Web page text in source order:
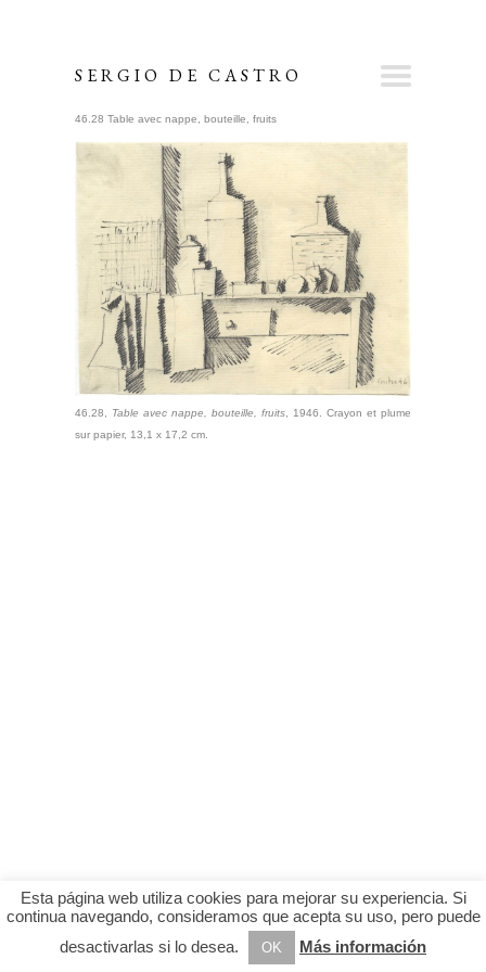
SERGIO DE CASTRO
46.28 Table avec nappe, bouteille, fruits
46.28, Table avec nappe, bouteille, fruits , 1946. Crayon et plume
sur papier, 13,1 x 17,2 cm.
Esta página web utiliza cookies para mejorar su experiencia. Si
continua navegando, consideramos que acepta su uso, pero puede
desactivarlas si lo desea.
OK Más información